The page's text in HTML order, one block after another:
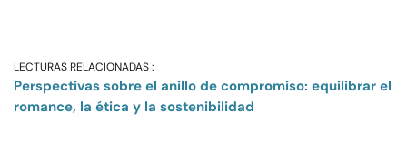
LECTURAS RELACIONADAS :
Perspectivas sobre el anillo de compromiso: equilibrar el
romance, la ética y la sostenibilidad